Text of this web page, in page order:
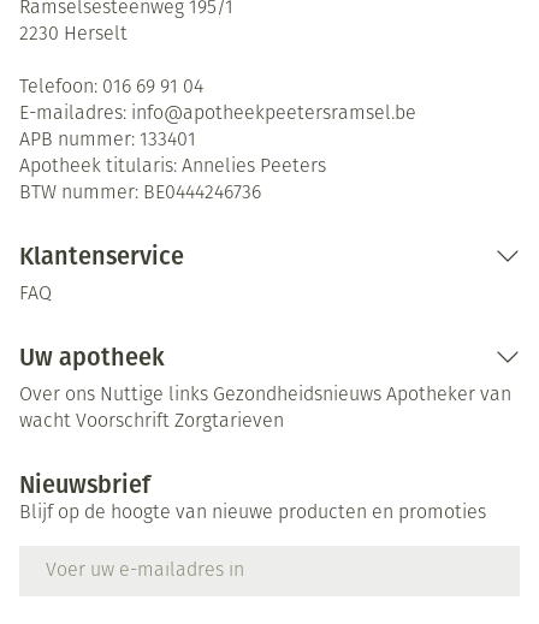
Ramselsesteenweg 195/1
2230 Herselt
Telefoon: 016 69 91 04
E-mailadres: info@apotheekpeetersramsel.be
APB nummer: 133401
Apotheek titularis: Annelies Peeters
BTW nummer: BE0444246736
Klantenservice
FAQ
Uw apotheek
Over ons Nuttige links Gezondheidsnieuws Apotheker van
wacht Voorschrift Zorgtarieven
Nieuwsbrief
Blijf op de hoogte van nieuwe producten en promoties